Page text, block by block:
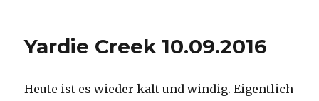
Yardie Creek 10.09.2016
Heute ist es wieder kalt und windig. Eigentlich